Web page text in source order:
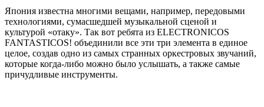
Япония известна многими вещами, например, передовыми
технологиями, сумасшедшей музыкальной сценой и
культурой «отаку». Так вот ребята из ELECTRONICOS
FANTASTICOS! объединили все эти три элемента в единое
целое, создав одно из самых странных оркестровых звучаний,
которые когда-либо можно было услышать, а также самые
причудливые инструменты.